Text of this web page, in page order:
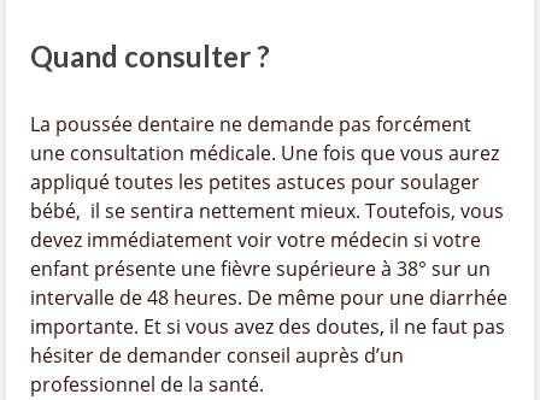
Quand consulter ?
La poussée dentaire ne demande pas forcément
une consultation médicale. Une fois que vous aurez
appliqué toutes les petites astuces pour soulager
bébé, il se sentira nettement mieux. Toutefois, vous
devez immédiatement voir votre médecin si votre
enfant présente une fièvre supérieure à 38° sur un
intervalle de 48 heures. De même pour une diarrhée
importante. Et si vous avez des doutes, il ne faut pas
hésiter de demander conseil auprès d’un
professionnel de la santé.